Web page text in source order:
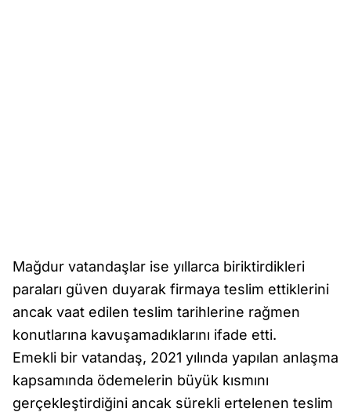
Mağdur vatandaşlar ise yıllarca biriktirdikleri
paraları güven duyarak firmaya teslim ettiklerini
ancak vaat edilen teslim tarihlerine rağmen
konutlarına kavuşamadıklarını ifade etti.
Emekli bir vatandaş, 2021 yılında yapılan anlaşma
kapsamında ödemelerin büyük kısmını
gerçekleştirdiğini ancak sürekli ertelenen teslim